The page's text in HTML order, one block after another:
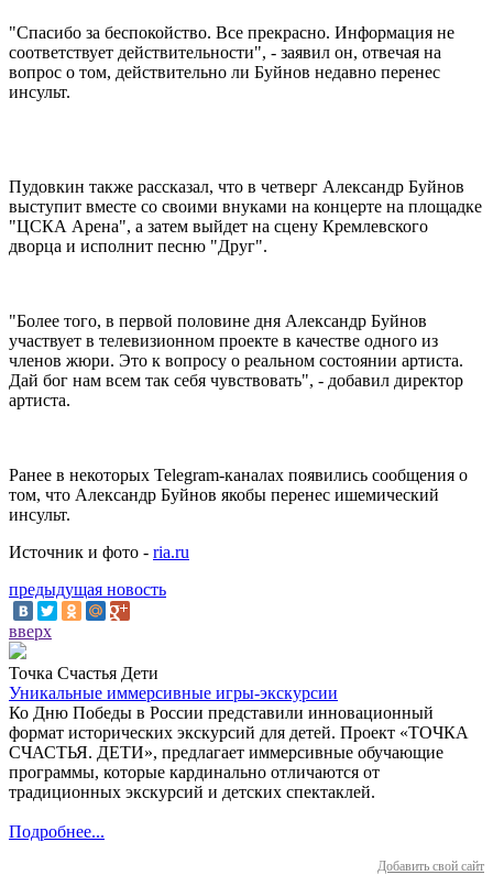
"Спасибо за беспокойство. Все прекрасно. Информация не
соответствует действительности", - заявил он, отвечая на
вопрос о том, действительно ли Буйнов недавно перенес
инсульт.
Пудовкин также рассказал, что в четверг Александр Буйнов
выступит вместе со своими внуками на концерте на площадке
"ЦСКА Арена", а затем выйдет на сцену Кремлевского
дворца и исполнит песню "Друг".
"Более того, в первой половине дня Александр Буйнов
участвует в телевизионном проекте в качестве одного из
членов жюри. Это к вопросу о реальном состоянии артиста.
Дай бог нам всем так себя чувствовать", - добавил директор
артиста.
Ранее в некоторых Telegram-каналах появились сообщения о
том, что Александр Буйнов якобы перенес ишемический
инсульт.
Источник и фото - ria.ru
предыдущая новость
вверх
Точка Счастья Дети
Уникальные иммерсивные игры-экскурсии
Ко Дню Победы в России представили инновационный
формат исторических экскурсий для детей. Проект «ТОЧКА
СЧАСТЬЯ. ДЕТИ», предлагает иммерсивные обучающие
программы, которые кардинально отличаются от
традиционных экскурсий и детских спектаклей.
Подробнее...
Добавить свой сайт